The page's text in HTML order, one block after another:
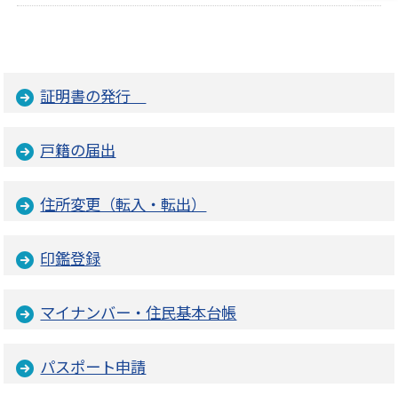
証明書の発行
戸籍の届出
住所変更（転入・転出）
印鑑登録
マイナンバー・住民基本台帳
パスポート申請